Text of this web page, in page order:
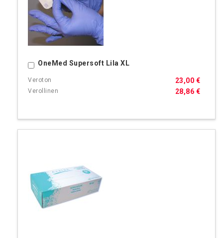
OneMed Supersoft Lila XL
28,86 €
23,00 €
Ostoskoriin